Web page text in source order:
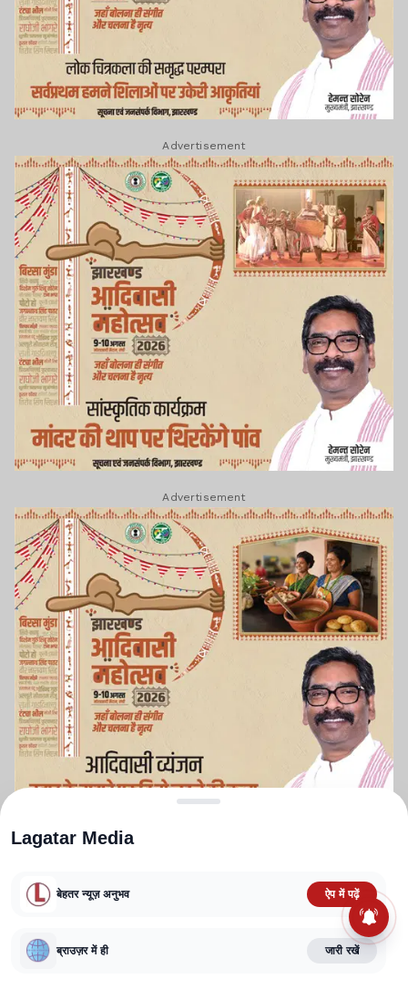
Advertisement
Advertisement
TERMS AND CONDITIONS
CORRECTIONS POLICY
FACT CHECKING POLICY
Lagatar Media Pvt. Ltd.
Lagatar Media
बेहतर न्यूज़ अनुभव ऐप में पढ़ें
ब्राउज़र में ही जारी रखें